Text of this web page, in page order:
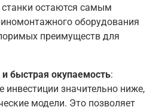
остаются самым
оборудования
преимуществ для
быстрая окупаемость:
инвестиции значительно ниже,
модели. Это позволяет